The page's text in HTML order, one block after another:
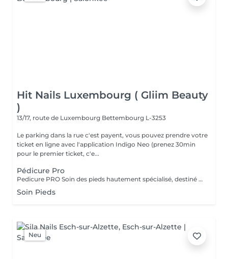
Hit Nails Luxembourg ( Gliim Beauty
)
13/17, route de Luxembourg Bettembourg L-3253
Le parking dans la rue c'est payent, vous pouvez prendre votre
ticket en ligne avec l'application Indigo Neo (prenez 30min
pour le premier ticket, c'e...
Pédicure Pro
Pedicure PRO Soin des pieds hautement spécialisé, destiné aux pieds nécessitant une attention particulière. Ce service comprend une prise en charge approfondie des ongles et cuticules, le traitement précis des callosités importantes, ainsi qu'un travail minutieux visant à améliorer le confort, l'hygiène et l'aspect général du pied Pedicure PRO + Vernis Permanent Soin expert des pieds nécessitant une attention particulière, incluant le traitement des callosités importantes, le travail précis des cuticules et des ongles, suivi de l'application d'un vernis permanent pour une finition élégante, durable et confortable.
Soin Pieds
Neu